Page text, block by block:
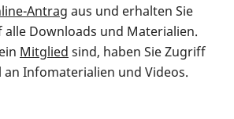
Antrag aus und erhalten Sie
Downloads und Materialien.
Mitglied sind, haben Sie Zugriff
an Infomaterialien und Videos.